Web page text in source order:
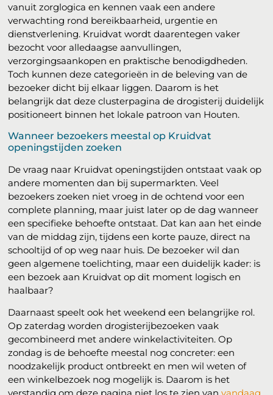
vanuit zorglogica en kennen vaak een andere
verwachting rond bereikbaarheid, urgentie en
dienstverlening. Kruidvat wordt daarentegen vaker
bezocht voor alledaagse aanvullingen,
verzorgingsaankopen en praktische benodigdheden.
Toch kunnen deze categorieën in de beleving van de
bezoeker dicht bij elkaar liggen. Daarom is het
belangrijk dat deze clusterpagina de drogisterij duidelijk
positioneert binnen het lokale patroon van Houten.
Wanneer bezoekers meestal op Kruidvat
openingstijden zoeken
De vraag naar Kruidvat openingstijden ontstaat vaak op
andere momenten dan bij supermarkten. Veel
bezoekers zoeken niet vroeg in de ochtend voor een
complete planning, maar juist later op de dag wanneer
een specifieke behoefte ontstaat. Dat kan aan het einde
van de middag zijn, tijdens een korte pauze, direct na
schooltijd of op weg naar huis. De bezoeker wil dan
geen algemene toelichting, maar een duidelijk kader: is
een bezoek aan Kruidvat op dit moment logisch en
haalbaar?
Daarnaast speelt ook het weekend een belangrijke rol.
Op zaterdag worden drogisterijbezoeken vaak
gecombineerd met andere winkelactiviteiten. Op
zondag is de behoefte meestal nog concreter: een
noodzakelijk product ontbreekt en men wil weten of
een winkelbezoek nog mogelijk is. Daarom is het